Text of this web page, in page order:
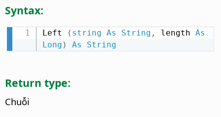
Syntax:
Left ( string As String , length As
Long ) As String
Return type:
Chuỗi